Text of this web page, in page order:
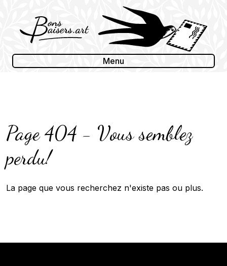
content
Menu
Page 404 - Vous semblez
perdu!
La page que vous recherchez n'existe pas ou plus.